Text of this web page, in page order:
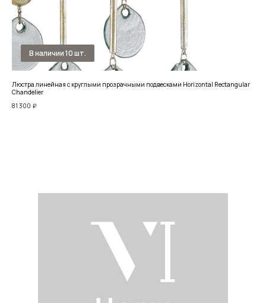
Люстра линейная с круглыми прозрачными подвесками Horizontal Rectangular
Chandelier
81 300 ₽